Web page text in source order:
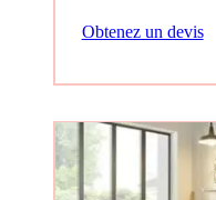
Obtenez un devis